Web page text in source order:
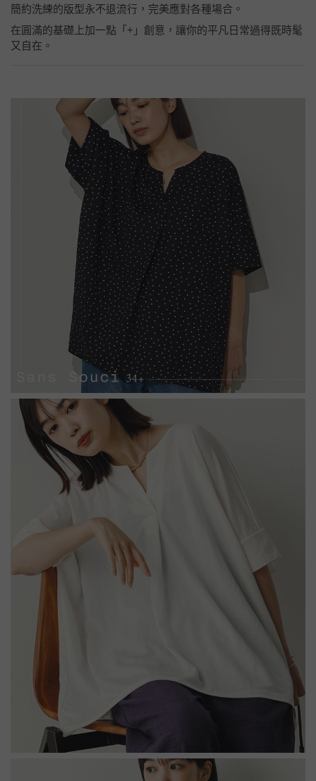
簡約洗練的版型永不退流行，完美應對各種場合。
在圓滿的基礎上加一點「+」創意，讓你的平凡日常過得既時髦
又自在。